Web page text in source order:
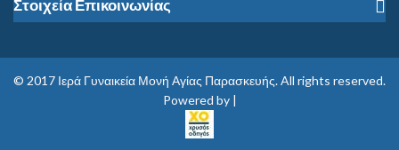
Στοιχεία Επικοινωνίας
© 2017 Ιερά Γυναικεία Μονή Αγίας Παρασκευής. All rights reserved.
Powered by |